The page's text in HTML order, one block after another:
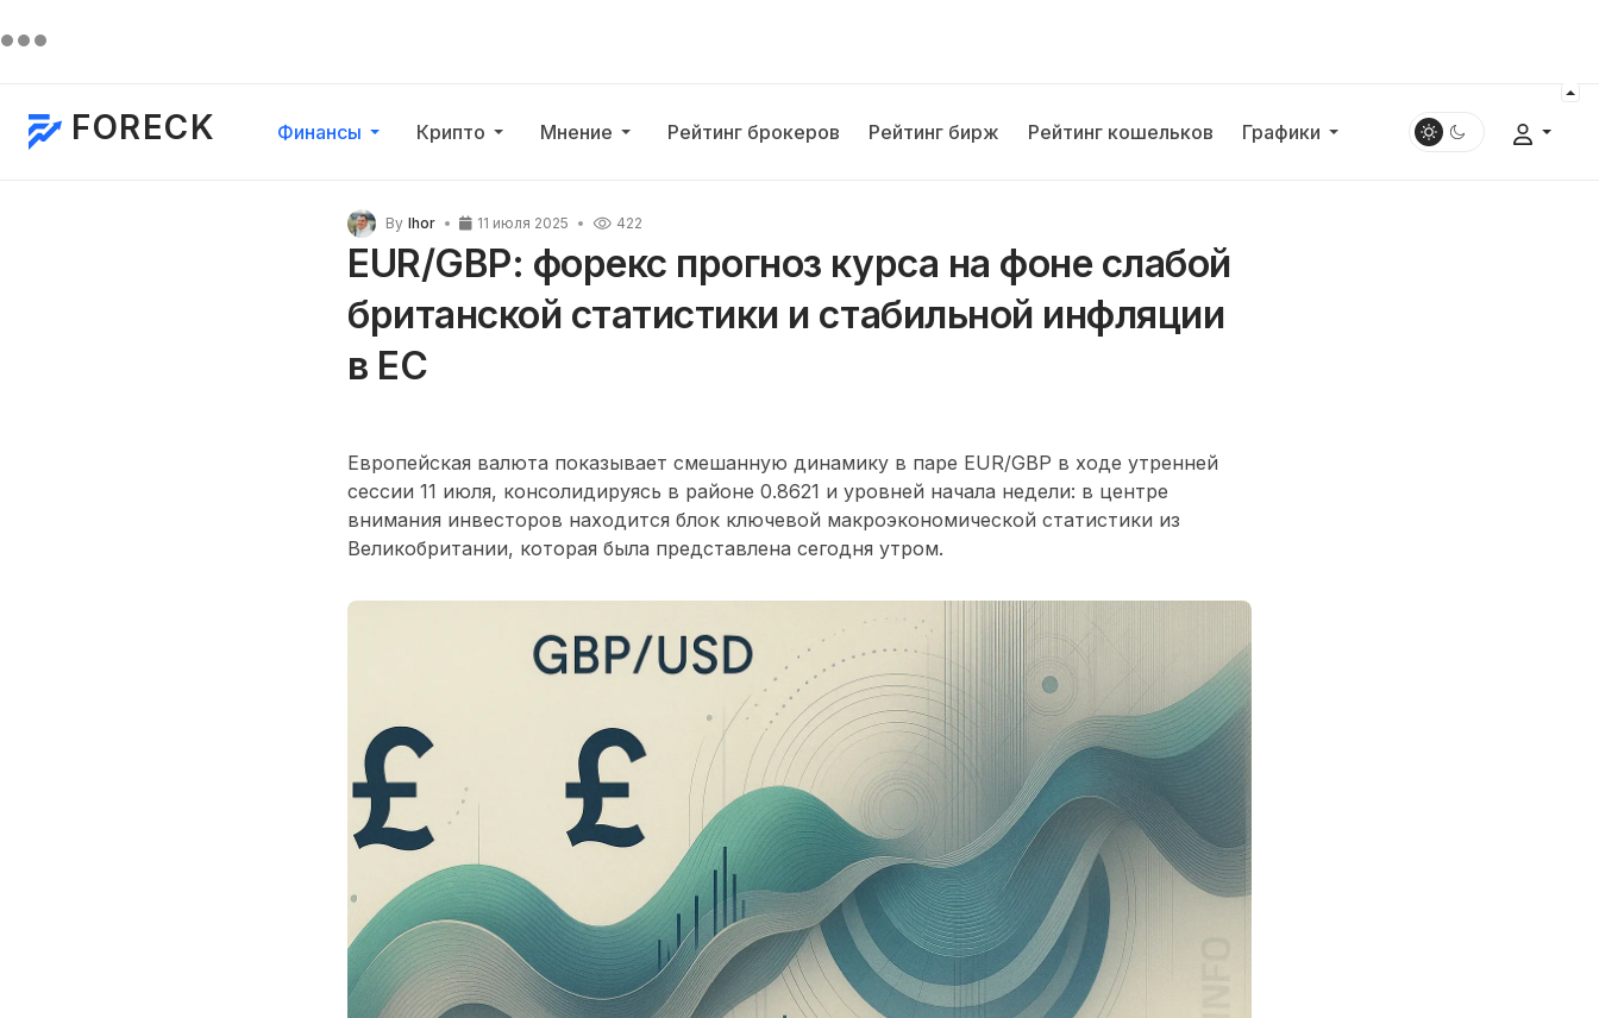
FORECK Финансы Крипто Мнение Рейтинг брокеров Рейтинг бирж Рейтинг кошельков Графики
By Ihor 11 июля 2025 422
EUR/GBP: форекс прогноз курса на фоне слабой
британской статистики и стабильной инфляции
в ЕС
Европейская валюта показывает смешанную динамику в паре EUR/GBP в ходе утренней
сессии 11 июля, консолидируясь в районе 0.8621 и уровней начала недели: в центре
внимания инвесторов находится блок ключевой макроэкономической статистики из
Великобритании, которая была представлена сегодня утром.